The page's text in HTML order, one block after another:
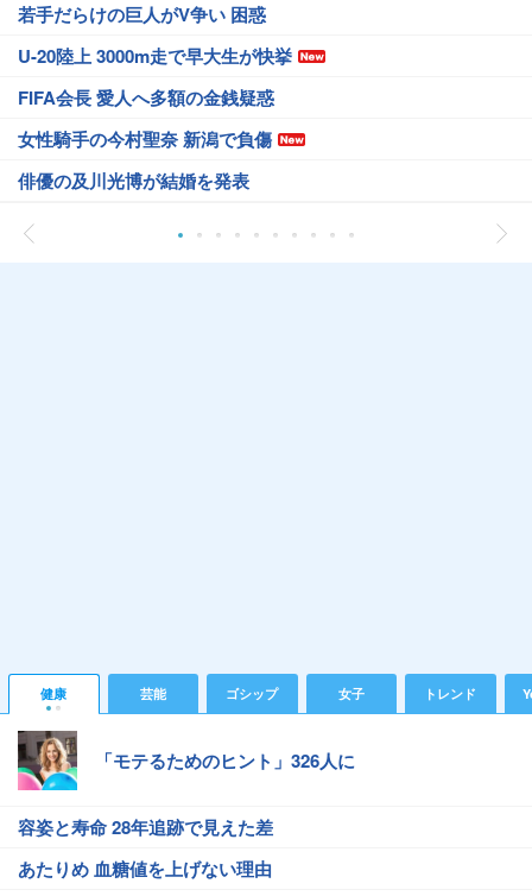
若手だらけの巨人がV争い 困惑
U-20陸上 3000m走で早大生が快挙
FIFA会長 愛人へ多額の金銭疑惑
女性騎手の今村聖奈 新潟で負傷
俳優の及川光博が結婚を発表
健康 芸能 ゴシップ 女子 トレンド
「モテるためのヒント」326人に
容姿と寿命 28年追跡で見えた差
あたりめ 血糖値を上げない理由